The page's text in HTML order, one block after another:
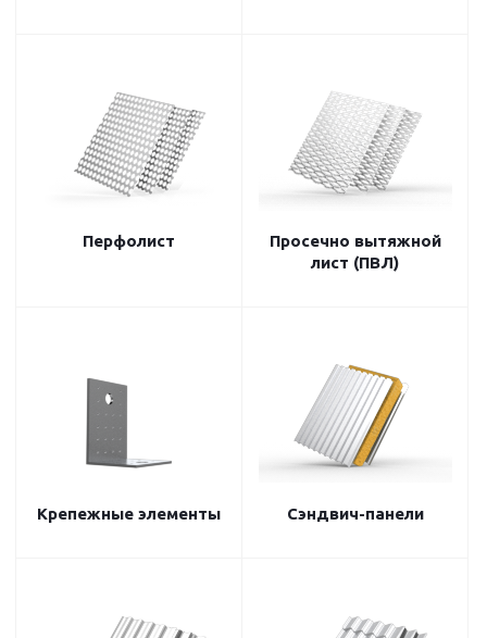
Перфолист
Просечно вытяжной
лист (ПВЛ)
Крепежные элементы Сэндвич-панели